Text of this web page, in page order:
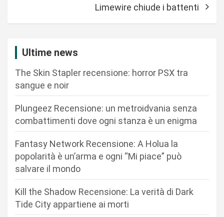
Limewire chiude i battenti
Ultime news
The Skin Stapler recensione: horror PSX tra
sangue e noir
Plungeez Recensione: un metroidvania senza
combattimenti dove ogni stanza è un enigma
Fantasy Network Recensione: A Holua la
popolarità è un’arma e ogni “Mi piace” può
salvare il mondo
Kill the Shadow Recensione: La verità di Dark
Tide City appartiene ai morti